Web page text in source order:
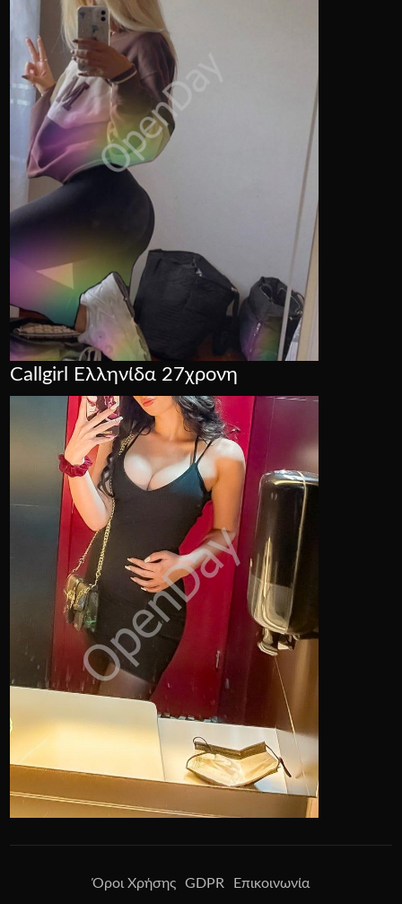
Callgirl Ελληνίδα 27χρονη
Όροι Χρήσης GDPR Επικοινωνία